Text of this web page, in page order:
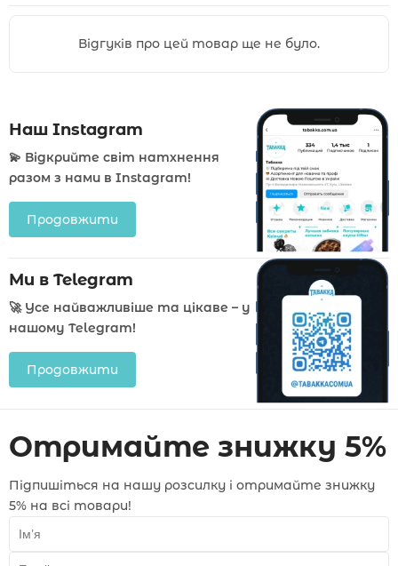
Відгуків про цей товар ще не було.
Наш Instagram
💫 Відкрийте світ натхнення
разом з нами в Instagram!
Продовжити
Ми в Telegram
🚀 Усе найважливіше та цікаве – у
нашому Telegram!
Продовжити
Отримайте знижку 5%
Підпишіться на нашу розсилку і отримайте знижку
5% на всі товари!